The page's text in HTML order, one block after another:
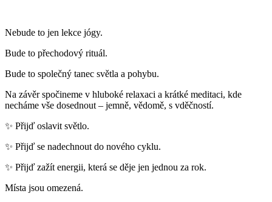
Nebude to jen lekce jógy.
Bude to přechodový rituál.
Bude to společný tanec světla a pohybu.
Na závěr spočineme v hluboké relaxaci a krátké meditaci, kde
necháme vše dosednout – jemně, vědomě, s vděčností.
✨ Přijď oslavit světlo.
✨ Přijď se nadechnout do nového cyklu.
✨ Přijď zažít energii, která se děje jen jednou za rok.
Místa jsou omezená.